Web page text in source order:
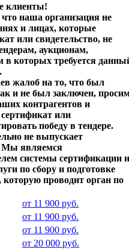
клиенты!
наша организация не
и лицах, которые
или свидетельство, не
аукционам,
в которых требуется
жалоб на то, что был
и не был заключен,
контрагентов и
или
победу в тендере.
не выпускает
Мы являемся
системы сертификации и
по сбору и подготовке
проводит орган по
от 11 900 руб.
от 11 900 руб.
от 11 900 руб.
от 20 000 руб.